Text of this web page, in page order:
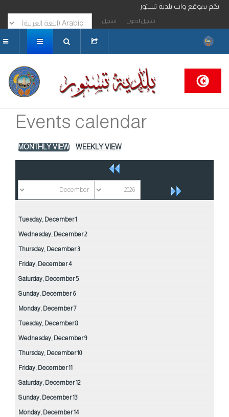
مرحبا بكم بموقع واب بلدية تستور
تسجيل الدخول تسجيل
البحث...
Events calendar
MONTHLY VIEW WEEKLY VIEW
Tuesday, December1
Wednesday, December2
Thursday, December3
Friday, December4
Saturday, December5
Sunday, December6
Monday, December7
Tuesday, December8
Wednesday, December9
Thursday, December10
Friday, December11
Saturday, December12
Sunday, December13
Monday, December14